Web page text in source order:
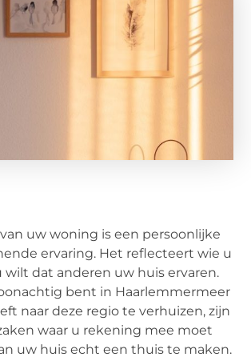
uw woning is een persoonlijke
ervaring. Het reflecteert wie u
wilt dat anderen uw huis ervaren.
bent in Haarlemmermeer
naar deze regio te verhuizen, zijn
waar u rekening mee moet
uw huis echt een thuis te maken.